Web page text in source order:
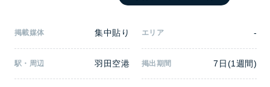
掲載媒体 集中貼り エリア -
駅・周辺 羽田空港 掲出期間 7日(1週間)